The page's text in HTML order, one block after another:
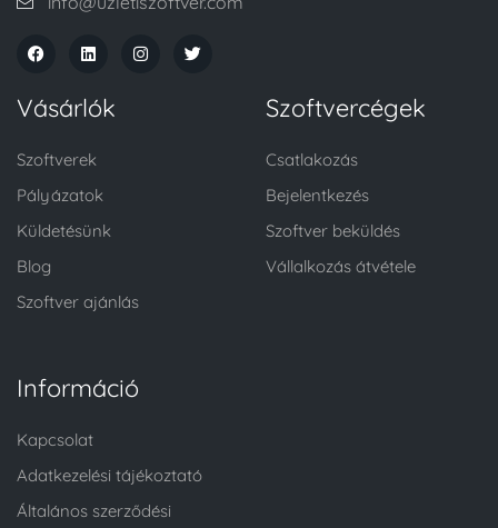
Vásárlók
Szoftverek
Pályázatok
Küldetésünk
Blog
Szoftver ajánlás
Szoftvercégek
Csatlakozás
Bejelentkezés
Szoftver beküldés
Vállalkozás átvétele
Információ
Kapcsolat
Adatkezelési tájékoztató
Általános szerződési